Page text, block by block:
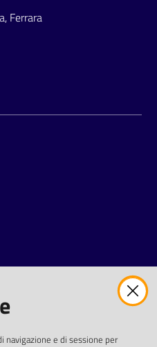
Ferrara
e di sessione per